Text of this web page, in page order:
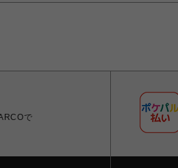
で